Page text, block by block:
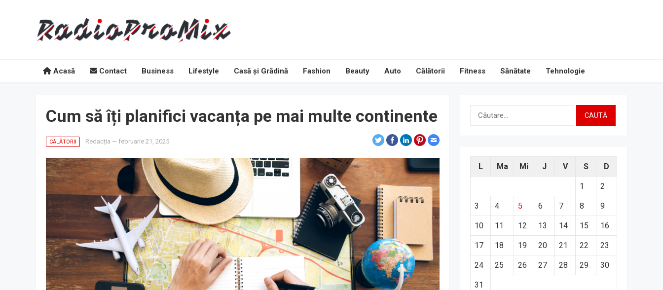
Acasă Contact Business Lifestyle Casă și Grădină Fashion Beauty Auto Călătorii Fitness Sănătate Tehnologie
Cum să îți planifici vacanța pe mai multe continente
CĂLĂTORII Redacția — februarie 21, 2025
Caută
L Ma Mi J V S D
1 2
3 4 5 6 7 8 9
10 11 12 13 14 15 16
17 18 19 20 21 22 23
24 25 26 27 28 29 30
31